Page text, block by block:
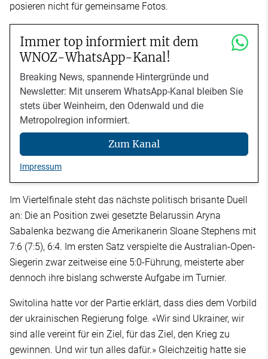
posieren nicht für gemeinsame Fotos.
Immer top informiert mit dem
WNOZ-WhatsApp-Kanal!
Breaking News, spannende Hintergründe und
Newsletter: Mit unserem WhatsApp-Kanal bleiben Sie
stets über Weinheim, den Odenwald und die
Metropolregion informiert.
Zum Kanal
Impressum
Im Viertelfinale steht das nächste politisch brisante Duell
an: Die an Position zwei gesetzte Belarussin Aryna
Sabalenka bezwang die Amerikanerin Sloane Stephens mit
7:6 (7:5), 6:4. Im ersten Satz verspielte die Australian-Open-
Siegerin zwar zeitweise eine 5:0-Führung, meisterte aber
dennoch ihre bislang schwerste Aufgabe im Turnier.
Switolina hatte vor der Partie erklärt, dass dies dem Vorbild
der ukrainischen Regierung folge. «Wir sind Ukrainer, wir
sind alle vereint für ein Ziel, für das Ziel, den Krieg zu
gewinnen. Und wir tun alles dafür.» Gleichzeitig hatte sie